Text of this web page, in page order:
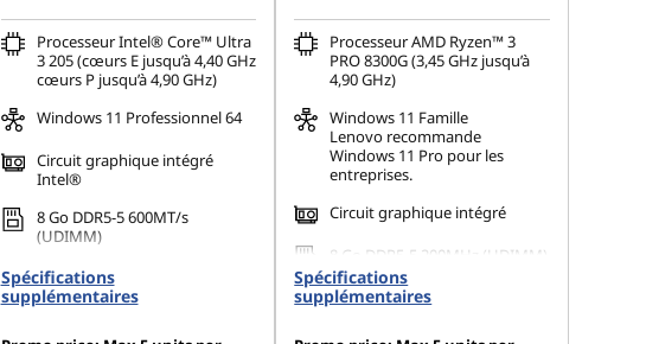
Processeur Intel® Core™ Ultra
3 205 (cœurs E jusqu’à 4,40 GHz
cœurs P jusqu’à 4,90 GHz)
Windows 11 Professionnel 64
Circuit graphique intégré
Intel®
8 Go DDR5-5 600MT/s
(UDIMM)
256 Go SSD M.2 2280 PCIe
Gen4 TLC Opal
Spécifications
supplémentaires
Processeur AMD Ryzen™ 3
PRO 8300G (3,45 GHz jusqu’à
4,90 GHz)
Windows 11 Famille
Lenovo recommande
Windows 11 Pro pour les
entreprises.
Circuit graphique intégré
8 Go DDR5-5 200MHz (UDIMM)
SSD M.2 2280 PCIe Gen4 TLC
Spécifications
supplémentaires